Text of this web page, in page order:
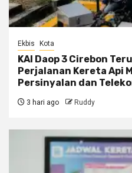
Ekbis Kota
KAI Daop 3 Cirebon
Perjalanan Kereta Api
Persinyalan dan
3 hari ago Ruddy